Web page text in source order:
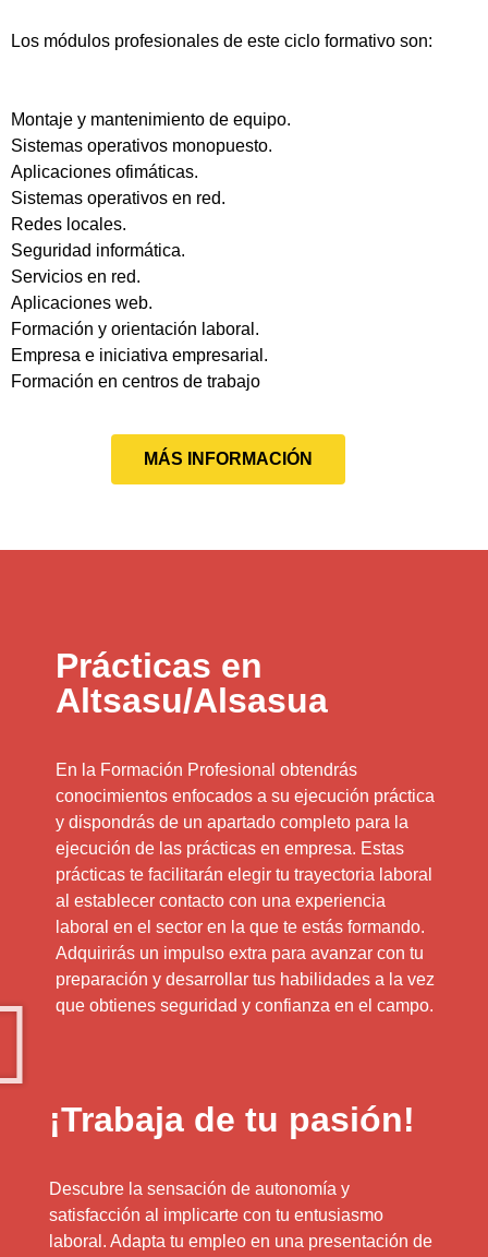
Los módulos profesionales de este ciclo formativo son:
Montaje y mantenimiento de equipo.
Sistemas operativos monopuesto.
Aplicaciones ofimáticas.
Sistemas operativos en red.
Redes locales.
Seguridad informática.
Servicios en red.
Aplicaciones web.
Formación y orientación laboral.
Empresa e iniciativa empresarial.
Formación en centros de trabajo
MÁS INFORMACIÓN
Prácticas en
Altsasu/Alsasua
En la Formación Profesional obtendrás
conocimientos enfocados a su ejecución práctica
y dispondrás de un apartado completo para la
ejecución de las prácticas en empresa. Estas
prácticas te facilitarán elegir tu trayectoria laboral
al establecer contacto con una experiencia
laboral en el sector en la que te estás formando.
Adquirirás un impulso extra para avanzar con tu
preparación y desarrollar tus habilidades a la vez
que obtienes seguridad y confianza en el campo.
¡Trabaja de tu pasión!
Descubre la sensación de autonomía y
satisfacción al implicarte con tu entusiasmo
laboral. Adapta tu empleo en una presentación de